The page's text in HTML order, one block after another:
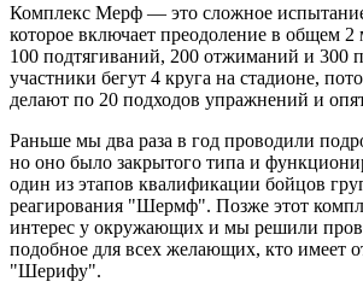
Комплекс Мерф — это сложное
которое включает преодоление в общем 2
100 подтягиваний, 200 отжиманий и 300
участники бегут 4 круга на стадионе,
делают по 20 подходов упражнений и
Раньше мы два раза в год проводили
но оно было закрытого типа и
один из этапов квалификации бойцов
реагирования "Шермф". Позже этот
интерес у окружающих и мы решили
подобное для всех желающих, кто имеет
"Шерифу".